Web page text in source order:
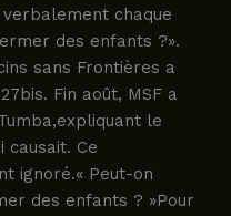
chaque
des enfants ?».
sans Frontières a
Fin août, MSF a
le
Ce
ignoré.« Peut-on
des enfants ? »Pour